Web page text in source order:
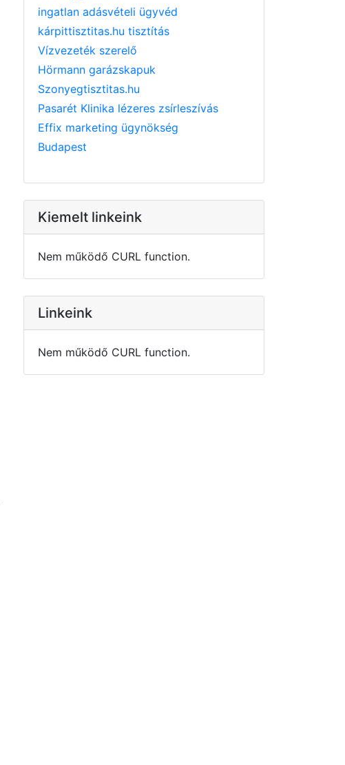
ingatlan adásvételi ügyvéd
kárpittisztitas.hu tisztítás
Vízvezeték szerelő
Hörmann garázskapuk
Szonyegtisztitas.hu
Pasarét Klinika lézeres zsírleszívás
Effix marketing ügynökség
Budapest
Kiemelt linkeink
Nem működő CURL function.
Linkeink
Nem működő CURL function.